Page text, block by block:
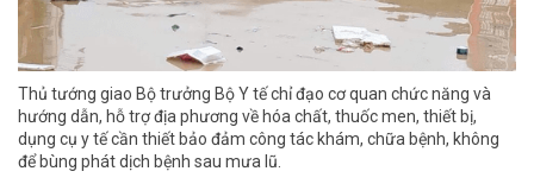
Thủ tướng giao Bộ trưởng Bộ Y tế chỉ đạo cơ quan chức năng và
hướng dẫn, hỗ trợ địa phương về hóa chất, thuốc men, thiết bị,
dụng cụ y tế cần thiết bảo đảm công tác khám, chữa bệnh, không
để bùng phát dịch bệnh sau mưa lũ.